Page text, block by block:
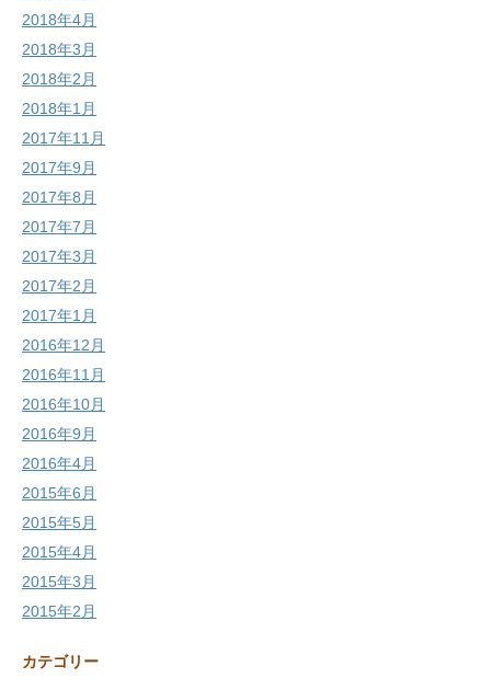
2018年4月
2018年3月
2018年2月
2018年1月
2017年11月
2017年9月
2017年8月
2017年7月
2017年3月
2017年2月
2017年1月
2016年12月
2016年11月
2016年10月
2016年9月
2016年4月
2015年6月
2015年5月
2015年4月
2015年3月
2015年2月
カテゴリー